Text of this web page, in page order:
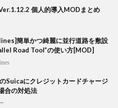
個人的導入MODまとめ
簡単かつ綺麗に並行道路を敷設
Road Tool”の使い方[MOD]
Suicaにクレジットカードチャージ
合の対処法